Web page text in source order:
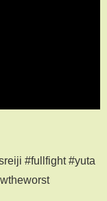
#fullfight #yuta